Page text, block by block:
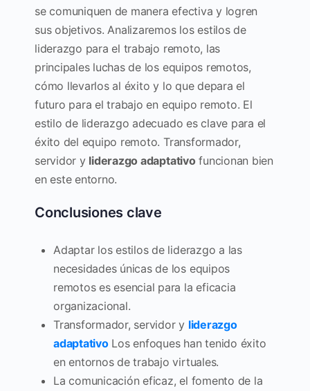
se comuniquen de manera efectiva y logren
sus objetivos. Analizaremos los estilos de
liderazgo para el trabajo remoto, las
principales luchas de los equipos remotos,
cómo llevarlos al éxito y lo que depara el
futuro para el trabajo en equipo remoto. El
estilo de liderazgo adecuado es clave para el
éxito del equipo remoto. Transformador,
servidor y liderazgo adaptativo funcionan bien
en este entorno.
Conclusiones clave
Adaptar los estilos de liderazgo a las
necesidades únicas de los equipos
remotos es esencial para la eficacia
organizacional.
Transformador, servidor y liderazgo
adaptativoLos enfoques han tenido éxito
en entornos de trabajo virtuales.
La comunicación eficaz, el fomento de la